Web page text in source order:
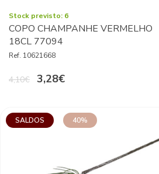
Stock previsto: 6
COPO CHAMPANHE VERMELHO
18CL 77094
Ref. 10621668
4,10€ 3,28€
SALDOS 40%